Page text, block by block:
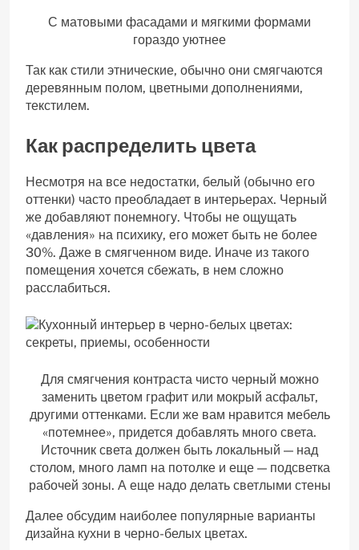
С матовыми фасадами и мягкими формами
гораздо уютнее
Так как стили этнические, обычно они смягчаются
деревянным полом, цветными дополнениями,
текстилем.
Как распределить цвета
Несмотря на все недостатки, белый (обычно его
оттенки) часто преобладает в интерьерах. Черный
же добавляют понемногу. Чтобы не ощущать
«давления» на психику, его может быть не более
30%. Даже в смягченном виде. Иначе из такого
помещения хочется сбежать, в нем сложно
расслабиться.
Для смягчения контраста чисто черный можно
заменить цветом графит или мокрый асфальт,
другими оттенками. Если же вам нравится мебель
«потемнее», придется добавлять много света.
Источник света должен быть локальный — над
столом, много ламп на потолке и еще — подсветка
рабочей зоны. А еще надо делать светлыми стены
Далее обсудим наиболее популярные варианты
дизайна кухни в черно-белых цветах.